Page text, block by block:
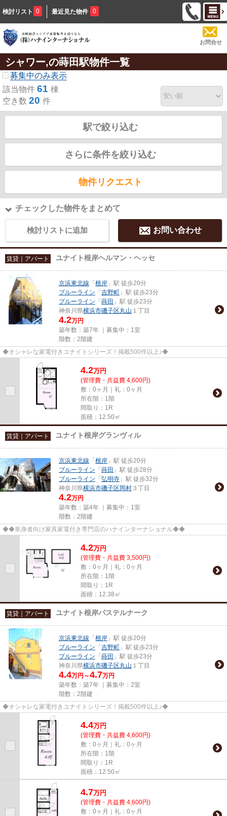
検討リスト 0 最近見た物件 0
お問合せ
シャワー,の蒔田駅物件一覧
募集中のみ表示
該当物件 61 棟
空き数 20 件
駅で絞り込む
さらに条件を絞り込む
物件リクエスト
チェックした物件をまとめて
検討リストに追加 お問い合わせ
賃貸｜アパート ユナイト根岸ヘルマン・ヘッセ
京浜東北線 「 根岸 」駅 徒歩20分
ブルーライン 「 吉野町 」駅 徒歩23分
ブルーライン 「 蒔田 」駅 徒歩23分
神奈川県横浜市磯子区丸山 １丁目
4.2万円
築年数：築7年 ｜募集中： 1室
階数：2階建
◆オシャレな家電付きユナイトシリーズ！掲載500件以上♪◆
4.2万円
(管理費・共益費 4,600円)
敷：0ヶ月｜礼：0ヶ月
所在階：1階
間取り：1R
面積：12.50㎡
賃貸｜アパート ユナイト根岸グランヴィル
京浜東北線 「 根岸 」駅 徒歩20分
ブルーライン 「 蒔田 」駅 徒歩28分
ブルーライン 「 弘明寺 」駅 徒歩32分
神奈川県横浜市磯子区 岡村 ３丁目
4.2万円
築年数：築4年 ｜募集中： 1室
階数：2階建
◆◆単身者向け家具家電付き専門店のハナインターナショナル◆◆
4.2万円
(管理費・共益費 3,500円)
敷：0ヶ月｜礼：0ヶ月
所在階：1階
間取り：1R
面積：12.38㎡
賃貸｜アパート ユナイト根岸パステルナーク
京浜東北線 「 根岸 」駅 徒歩20分
ブルーライン 「 吉野町 」駅 徒歩23分
ブルーライン 「 蒔田 」駅 徒歩23分
神奈川県横浜市磯子区丸山 １丁目
4.4万円～4.7万円
築年数：築7年 ｜募集中： 2室
階数：2階建
◆オシャレな家電付きユナイトシリーズ！掲載500件以上♪◆
4.4万円
(管理費・共益費 4,600円)
敷：0ヶ月｜礼：0ヶ月
所在階：1階
間取り：1R
面積：12.50㎡
4.7万円
(管理費・共益費 4,600円)
敷：0ヶ月｜礼：0ヶ月